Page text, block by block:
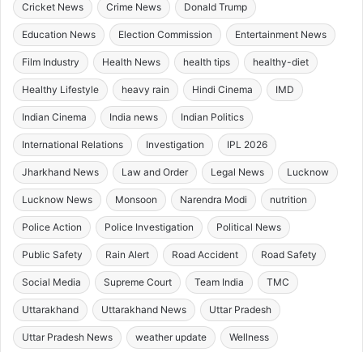
Cricket News Crime News Donald Trump
Education News Election Commission Entertainment News
Film Industry Health News health tips healthy-diet
Healthy Lifestyle heavy rain Hindi Cinema IMD
Indian Cinema India news Indian Politics
International Relations Investigation IPL 2026
Jharkhand News Law and Order Legal News Lucknow
Lucknow News Monsoon Narendra Modi nutrition
Police Action Police Investigation Political News
Public Safety Rain Alert Road Accident Road Safety
Social Media Supreme Court Team India TMC
Uttarakhand Uttarakhand News Uttar Pradesh
Uttar Pradesh News weather update Wellness